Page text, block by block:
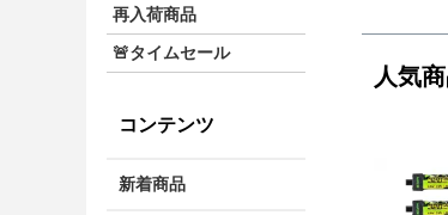
人気
再入荷商品
🚨タイムセール
コンテンツ
新着商品